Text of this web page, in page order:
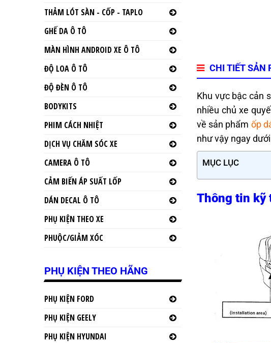
CHI TIẾT SẢN
Khu vực bậc cản
nhiều chủ xe
về sản phẩm ốp
như vậy ngay
MỤC LỤC
Thông tin kỹ
THẢM LÓT SÀN - CỐP - TAPLO
GHẾ DA Ô TÔ
MÀN HÌNH ANDROID XE Ô TÔ
ĐỘ LOA Ô TÔ
ĐỘ ĐÈN Ô TÔ
BODYKITS
PHIM CÁCH NHIỆT
DỊCH VỤ CHĂM SÓC XE
CAMERA Ô TÔ
CẢM BIẾN ÁP SUẤT LỐP
DÁN DECAL Ô TÔ
PHỤ KIỆN THEO XE
PHUỘC/GIẢM XÓC
PHỤ KIỆN THEO HÃNG
PHỤ KIỆN FORD
PHỤ KIỆN GEELY
PHỤ KIỆN HYUNDAI